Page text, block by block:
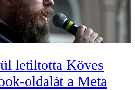
letiltotta Köves
oldalát a Meta